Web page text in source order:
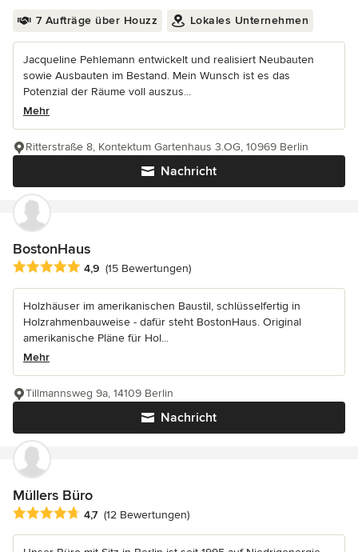
7 Aufträge über Houzz Lokales Unternehmen
Jacqueline Pehlemann entwickelt und realisiert Neubauten
sowie Ausbauten im Bestand. Mein Wunsch ist es das
Potenzial der Räume voll auszus...
Mehr
Nachricht
Ritterstraße 8, Kontektum Gartenhaus 3.OG, 10969 Berlin
BostonHaus
Durchschnittliche Bewertung: 4.9 von 5 Sternen
4,9 (15 Bewertungen)
Holzhäuser im amerikanischen Baustil, schlüsselfertig in
Holzrahmenbauweise - dafür steht BostonHaus. Original
amerikanische Pläne für Hol...
Mehr
Nachricht
Tillmannsweg 9a, 14109 Berlin
Müllers Büro
Durchschnittliche Bewertung: 4.7 von 5 Sternen
4,7 (12 Bewertungen)